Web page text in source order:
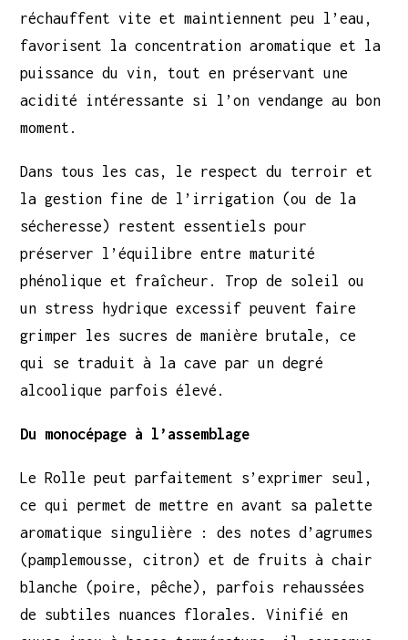
réchauffent vite et maintiennent peu l’eau,
favorisent la concentration aromatique et la
puissance du vin, tout en préservant une
acidité intéressante si l’on vendange au bon
moment.
Dans tous les cas, le respect du terroir et
la gestion fine de l’irrigation (ou de la
sécheresse) restent essentiels pour
préserver l’équilibre entre maturité
phénolique et fraîcheur. Trop de soleil ou
un stress hydrique excessif peuvent faire
grimper les sucres de manière brutale, ce
qui se traduit à la cave par un degré
alcoolique parfois élevé.
Du monocépage à l’assemblage
Le Rolle peut parfaitement s’exprimer seul,
ce qui permet de mettre en avant sa palette
aromatique singulière : des notes d’agrumes
(pamplemousse, citron) et de fruits à chair
blanche (poire, pêche), parfois rehaussées
de subtiles nuances florales. Vinifié en